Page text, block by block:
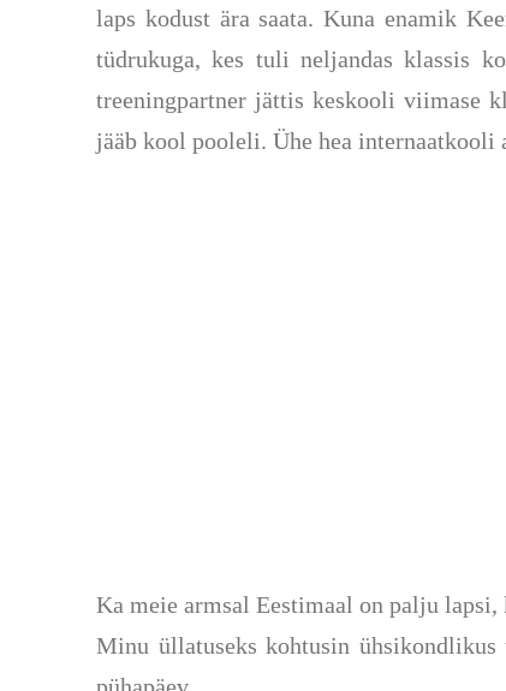
laps kodust ära saata. Kuna enamik
tüdrukuga, kes tuli neljandas klassis
treeningpartner jättis keskooli viimase
jääb kool pooleli. Ühe hea internaatkooli
Ka meie armsal Eestimaal on palju
Minu üllatuseks kohtusin